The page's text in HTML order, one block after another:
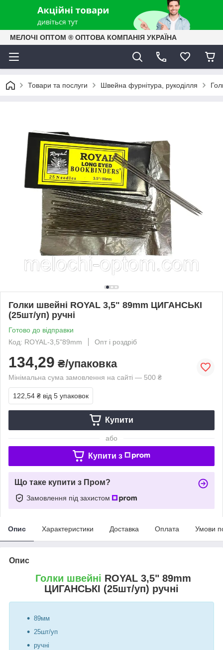
МЕЛОЧІ ОПТОМ ® ОПТОВА КОМПАНІЯ УКРАЇНА
Товари та послуги Швейна фурнітура, рукоділля
Голки швейні ROYAL 3,5" 89mm ЦИГАНСЬКІ
(25шт/уп) ручні
Готово до відправки
Код: ROYAL-3,5"89mm
Опт і роздріб
134,29 ₴/упаковка
Мінімальна сума замовлення на сайті — 500 ₴
122,54 ₴ від 5 упаковок
Купити
або
Купити з
Що таке купити з Пром?
Замовлення під захистом
Опис Характеристики Доставка Оплата Умови
Опис
Голки швейні ROYAL 3,5" 89mm
ЦИГАНСЬКІ (25шт/уп) ручні
89мм
25шт/уп
ручні